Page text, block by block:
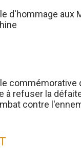
d'hommage aux
commémorative
à refuser la
contre